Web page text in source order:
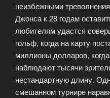
неизбежными
Джонса к 28 годам
любителям удастся
гольф, когда на карту
миллионы долларов,
наблюдают тысячи
нестандартную длину.
смешанном турнире